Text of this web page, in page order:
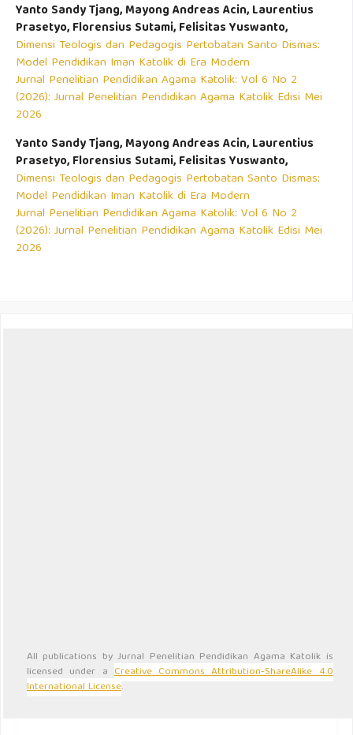
Yanto Sandy Tjang, Mayong Andreas Acin, Laurentius
Prasetyo, Florensius Sutami, Felisitas Yuswanto,
Dimensi Teologis dan Pedagogis Pertobatan Santo Dismas:
Model Pendidikan Iman Katolik di Era Modern
Jurnal Penelitian Pendidikan Agama Katolik: Vol 6 No 2
(2026): Jurnal Penelitian Pendidikan Agama Katolik Edisi Mei
2026
Yanto Sandy Tjang, Mayong Andreas Acin, Laurentius
Prasetyo, Florensius Sutami, Felisitas Yuswanto,
Dimensi Teologis dan Pedagogis Pertobatan Santo Dismas:
Model Pendidikan Iman Katolik di Era Modern
Jurnal Penelitian Pendidikan Agama Katolik: Vol 6 No 2
(2026): Jurnal Penelitian Pendidikan Agama Katolik Edisi Mei
2026
All publications by Jurnal Penelitian Pendidikan Agama Katolik is
licensed under aCreative Commons Attribution-ShareAlike 4.0
International License.